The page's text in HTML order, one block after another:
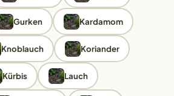
Gurken Kardamom
Knoblauch Koriander
Kürbis Lauch